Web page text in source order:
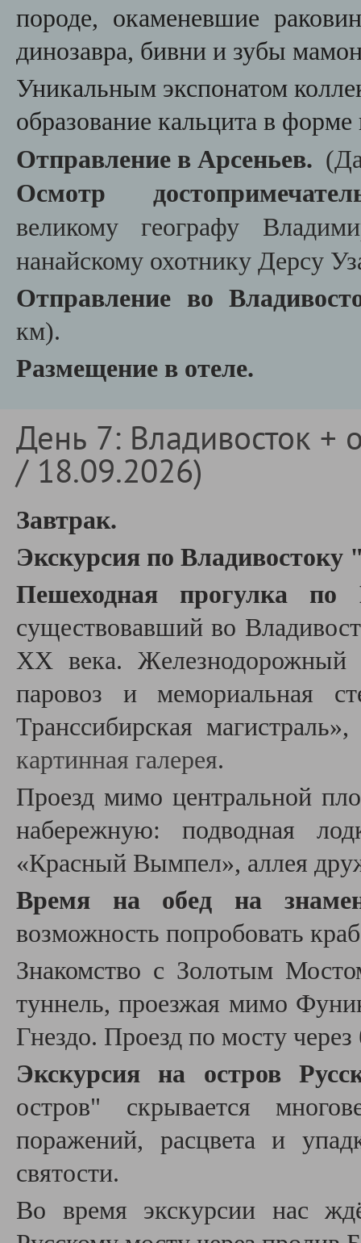
породе, окаменевшие
динозавра, бивни и зубы
Уникальным экспонатом
образование кальцита в
Отправление в Арсеньев.
Осмотр
великому географу
нанайскому охотнику Дерсу
Отправление во
км).
Размещение в отеле.
День 7: Владивосток +
/ 18.09.2026)
Завтрак.
Экскурсия по Владивостоку
Пешеходная прогулка по
существовавший во
XX века. Ж
паровоз и мемориальная
Транссибирская
картинная галерея.
Проезд мимо центральной
набережную: подводная
«Красный Вымпел», аллея
Время на обед на
возможность попробовать
Знакомство с Золотым
туннель, проезжая мимо
Гнездо. Проезд по мосту через
Экскурсия на остров
остров" скрывается
поражений, расцвета и
святости.
Во время экскурсии нас